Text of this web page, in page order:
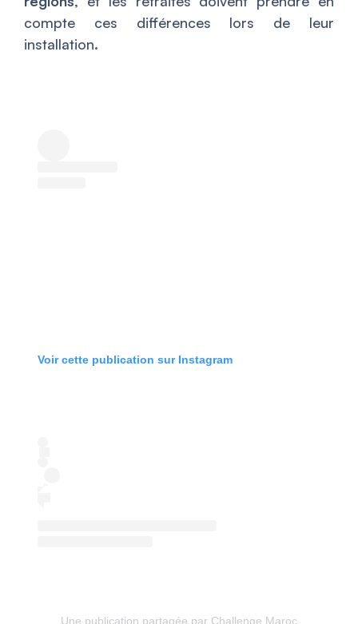
compte ces différences lors de leur
installation.
Voir cette publication sur Instagram
Une publication partagée par Challenge Maroc